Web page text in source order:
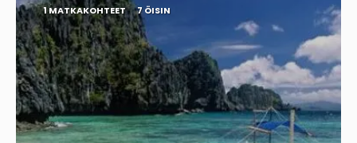
1 MATKAKOHTEET 7 ÖISIN